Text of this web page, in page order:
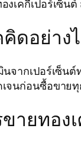
เคกี่เปอร์เซ็น
ดอย่าง
นจากเปอร์เซ็
จนก่อนซื้อขาย
ายทอง